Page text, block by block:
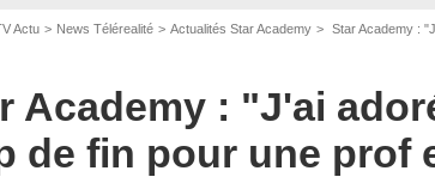
Actu News Télérealité Actualités Star Academy Star Academy :
Academy : "J'ai
de fin pour une prof